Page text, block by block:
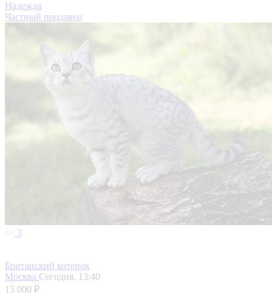
Надежда
Частный продавец
3
Британский котенок
Москва Сегодня, 13:40
15 000 ₽